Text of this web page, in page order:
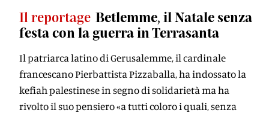
Il reportage Betlemme, il Natale senza
festa con la guerra in Terrasanta
Il patriarca latino di Gerusalemme, il cardinale
francescano Pierbattista Pizzaballa, ha indossato la
kefiah palestinese in segno di solidarietà ma ha
rivolto il suo pensiero «a tutti coloro i quali, senza